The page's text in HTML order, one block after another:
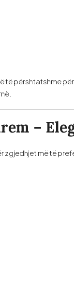
të përshtatshme
–
zgjedhjet më të